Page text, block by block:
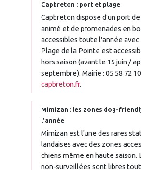
Capbreton : port et plage
Capbreton dispose d'un port
animé et de promenades en
accessibles toute l'année avec
Plage de la Pointe est
hors saison (avant le 15 juin /
septembre). Mairie : 05 58 72
capbreton.fr.
Mimizan : les zones dog-
l'année
Mimizan est l'une des rares
landaises avec des zones
chiens même en haute saison.
non-surveillées sont libres